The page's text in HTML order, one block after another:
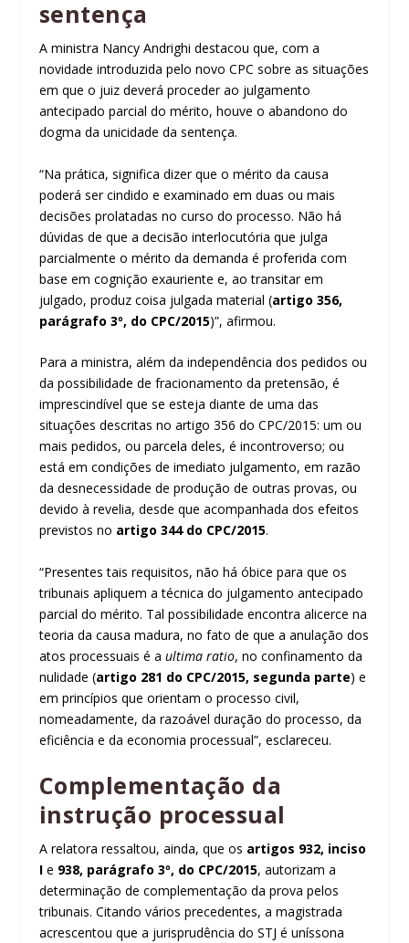
sentença
A ministra Nancy Andrighi destacou que, com a
novidade introduzida pelo novo CPC sobre as situações
em que o juiz deverá proceder ao julgamento
antecipado parcial do mérito, houve o abandono do
dogma da unicidade da sentença.
“Na prática, significa dizer que o mérito da causa
poderá ser cindido e examinado em duas ou mais
decisões prolatadas no curso do processo. Não há
dúvidas de que a decisão interlocutória que julga
parcialmente o mérito da demanda é proferida com
base em cognição exauriente e, ao transitar em
julgado, produz coisa julgada material (artigo 356,
parágrafo 3º, do CPC/2015)”, afirmou.
Para a ministra, além da independência dos pedidos ou
da possibilidade de fracionamento da pretensão, é
imprescindível que se esteja diante de uma das
situações descritas no artigo 356 do CPC/2015: um ou
mais pedidos, ou parcela deles, é incontroverso; ou
está em condições de imediato julgamento, em razão
da desnecessidade de produção de outras provas, ou
devido à revelia, desde que acompanhada dos efeitos
previstos no artigo 344 do CPC/2015.
“Presentes tais requisitos, não há óbice para que os
tribunais apliquem a técnica do julgamento antecipado
parcial do mérito. Tal possibilidade encontra alicerce na
teoria da causa madura, no fato de que a anulação dos
atos processuais é a ultima ratio, no confinamento da
nulidade (artigo 281 do CPC/2015, segunda parte) e
em princípios que orientam o processo civil,
nomeadamente, da razoável duração do processo, da
eficiência e da economia processual”, esclareceu.
Complementação da
instrução processual
A relatora ressaltou, ainda, que os artigos 932, inciso
Ie 938, parágrafo 3º, do CPC/2015, autorizam a
determinação de complementação da prova pelos
tribunais. Citando vários precedentes, a magistrada
acrescentou que a jurisprudência do STJ é uníssona